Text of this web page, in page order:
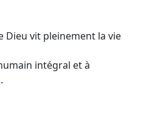
Dieu vit pleinement la vie
intégral et à